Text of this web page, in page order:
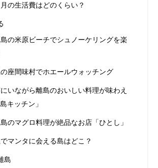
の生活費はどのくらい？
の米原ビーチでシュノーケリングを楽
座間味村でホエールウォッチング
いながら離島のおいしい料理が味わえ
キッチン」
のマグロ料理が絶品なお店「ひとし」
マンタに会える島はどこ？
島